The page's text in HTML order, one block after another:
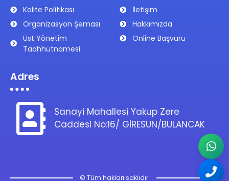
Kalite Politikası
Organizasyon Şeması
Üst Yönetim
Taahhütnamesi
İletişim
Hakkımızda
Online Başvuru
Adres
Sanayi Mahallesi Yakup Zere
Caddesi No:16/ GİRESUN/BULANCAK
© Tüm hakları saklıdır.